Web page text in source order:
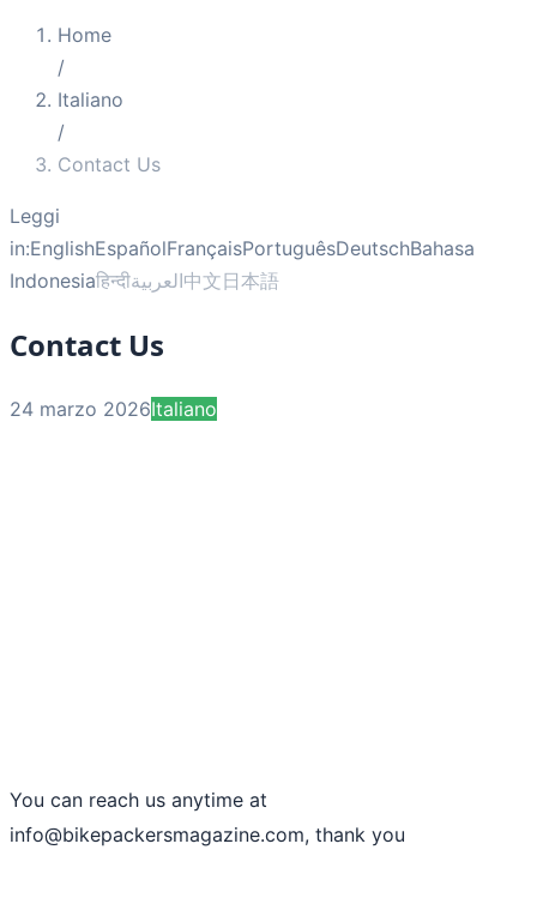
Home
/
Italiano
/
Contact Us
Leggi
in:EnglishEspañolFrançaisPortuguêsDeutschBahasa
Indonesiaहिन्दीالعربية中文日本語
Contact Us
24 marzo 2026Italiano
You can reach us anytime at
info@bikepackersmagazine.com, thank you